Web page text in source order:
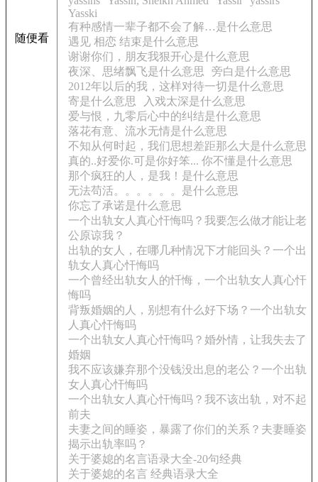
随便看
Yasski
有种感情一辈子都不会了解…是什么意思
遇见 相恋 结束是什么意思
谢谢你们，朋友我狠开心是什么意思
夜深、思绪飘飞是什么意思
旁白是什么意思
2012年以后的我，这样对待一切是什么意思
寄是什么意思
入戏太深是什么意思
爱与恨，九零后心中的纠结是什么意思
落花有意、流水无情是什么意思
不知从何时起，我们思想差距那么大是什么意思
真的..好爱你.可是你好笨... 你不懂是什么意思
那个疯狂的人，是我！是什么意思
无法苟活。。。。。。是什么意思
你忘了承诺是什么意思
一个出轨女人真心忓悔吗？我要怎么做才能让老
公原谅我？
出轨的女人，在哪几种情况下才能回头？一个出
轨女人真心忓悔吗
一个曾经出轨女人的忏悔，一个出轨女人真心忓
悔吗
背叛婚姻的人，别想有什么好下场？一个出轨女
人真心忓悔吗
一个出轨女人真心忓悔吗？婚外情，让我失去了
婚姻
我不应该嫌弃那个没钱没出息的老公？一个出轨
女人真心忓悔吗
一个出轨女人真心忓悔吗？我不该出轨，对不起
前夫
夫妻之间的睡姿，暴露了你们的关系？夫妻睡姿
揭示出轨率吗？
关于婆媳的名言语录大全-20句经典
关于婆媳的名言 经典语录大全